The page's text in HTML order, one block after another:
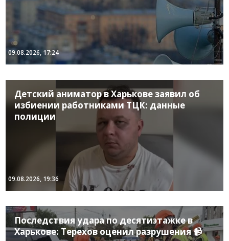
09.08.2026, 17:24
Детский аниматор в Харькове заявил об
избиении работниками ТЦК: данные
полиции
09.08.2026, 19:36
Последствия удара по десятиэтажке в
Харькове: Терехов оценил разрушения 📹